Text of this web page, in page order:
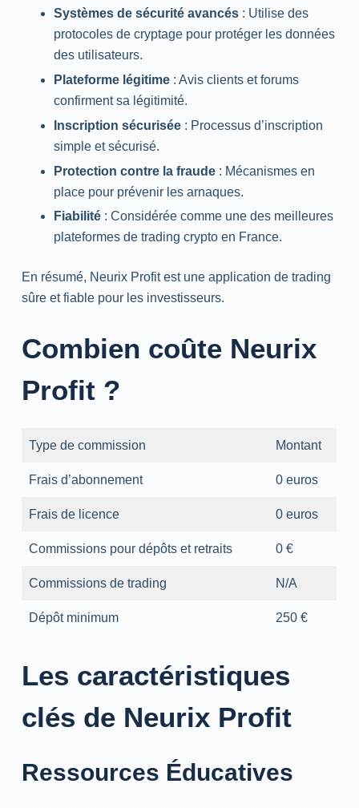
Systèmes de sécurité avancés: Utilise des
protocoles de cryptage pour protéger les données
des utilisateurs.
Plateforme légitime: Avis clients et forums
confirment sa légitimité.
Inscription sécurisée: Processus d’inscription
simple et sécurisé.
Protection contre la fraude: Mécanismes en
place pour prévenir les arnaques.
Fiabilité: Considérée comme une des meilleures
plateformes de trading crypto en France.
En résumé, Neurix Profit est une application de trading
sûre et fiable pour les investisseurs.
Combien coûte Neurix
Profit ?
Type de commission Montant
Frais d’abonnement 0 euros
Frais de licence 0 euros
Commissions pour dépôts et retraits 0 €
Commissions de trading N/A
Dépôt minimum 250 €
Les caractéristiques
clés de Neurix Profit
Ressources Éducatives